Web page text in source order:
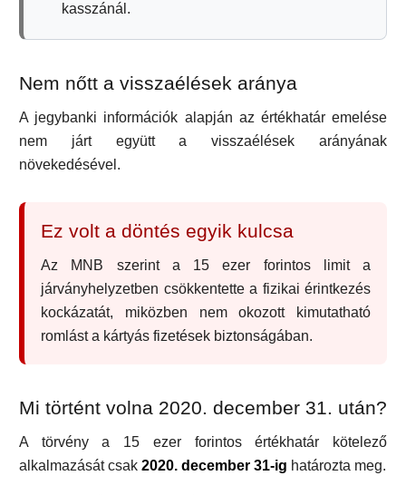
kasszánál.
Nem nőtt a visszaélések aránya
A jegybanki információk alapján az értékhatár emelése
nem járt együtt a visszaélések arányának
növekedésével.
Ez volt a döntés egyik kulcsa
Az MNB szerint a 15 ezer forintos limit a
járványhelyzetben csökkentette a fizikai érintkezés
kockázatát, miközben nem okozott kimutatható
romlást a kártyás fizetések biztonságában.
Mi történt volna 2020. december 31. után?
A törvény a 15 ezer forintos értékhatár kötelező
alkalmazását csak 2020. december 31-ig határozta meg.